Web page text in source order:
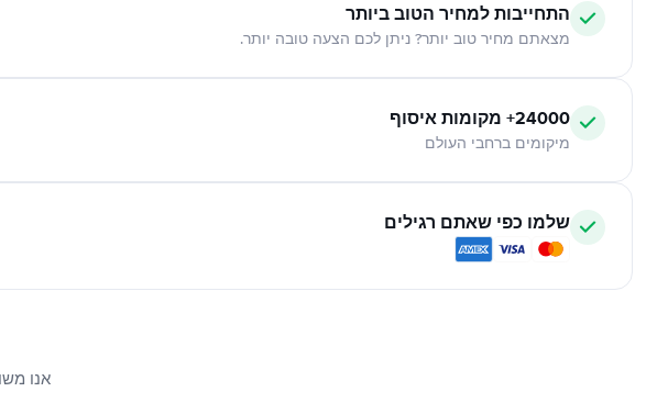
התחייבות למחיר הטוב ביותר
מצאתם מחיר טוב יותר? ניתן לכם הצעה טובה יותר.
24000+ מקומות איסוף
מיקומים ברחבי העולם
שלמו כפי שאתם רגילים
אנו